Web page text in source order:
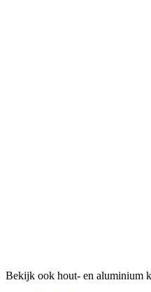
Bekijk ook hout- en aluminium